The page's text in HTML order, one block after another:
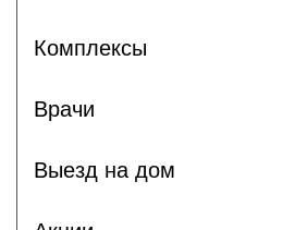
Комплексы
Врачи
Выезд на дом